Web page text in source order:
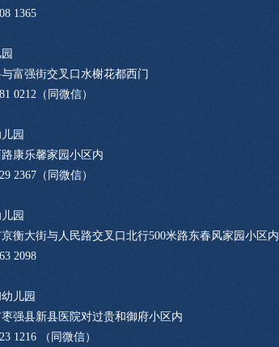
1365
富强街交叉口水榭花都西门
0212（同微信）
园
康乐馨家园小区内
2367（同微信）
园
衡大街与人民路交叉口北行500米路东春风家园小区内
2098
儿园
强县新县医院对过贵和御府小区内
1216 （同微信）